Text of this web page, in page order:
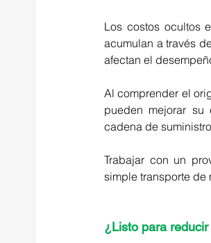
Los costos ocultos
acumulan a través
afectan el
Al comprender el
pueden mejorar su
cadena de
Trabajar con un
simple transporte de
¿Listo para